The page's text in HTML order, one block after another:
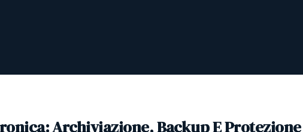
Archiviazione, Backup E Protezione